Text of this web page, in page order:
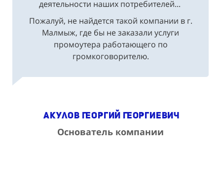
деятельности наших потребителей...
Пожалуй, не найдется такой компании в г.
Малмыж, где бы не заказали услуги
промоутера работающего по
громкоговорителю.
Акулов Георгий Георгиевич
Основатель компании